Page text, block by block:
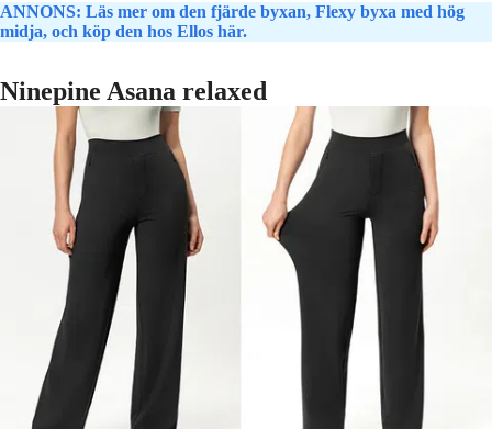
ANNONS: Läs mer om den fjärde byxan, Flexy byxa med hög
midja, och köp den hos Ellos här.
Ninepine Asana relaxed